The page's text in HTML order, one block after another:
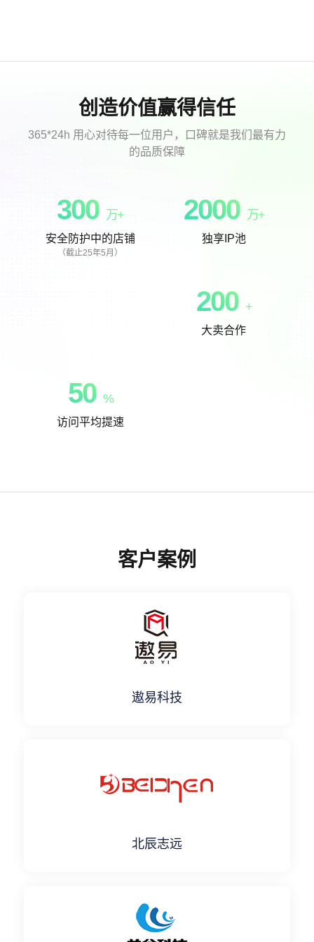
创造价值赢得信任
365*24h 用心对待每一位用户，口碑就是我们最有力
的品质保障
300 万+
安全防护中的店铺
（截止25年5月）
2000 万+
独享IP池
200 +
大卖合作
50 %
访问平均提速
客户案例
遨易科技
北辰志远